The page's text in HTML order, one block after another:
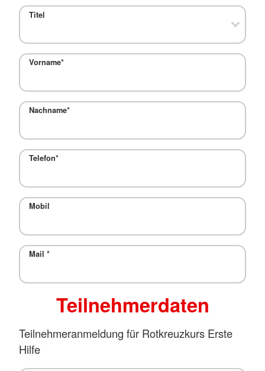
Titel
Vorname*
Nachname*
Telefon*
Mobil
Mail *
Teilnehmerdaten
Teilnehmeranmeldung für Rotkreuzkurs Erste
Hilfe